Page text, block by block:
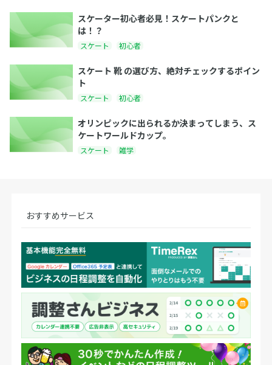
スケーター初心者必見！スケートパンクと
は！？
スケート 初心者
スケート 靴 の選び方、絶対チェックするポイン
ト
スケート 初心者
オリンピックに出られるか決まってしまう、ス
ケートワールドカップ。
スケート 雑学
おすすめサービス